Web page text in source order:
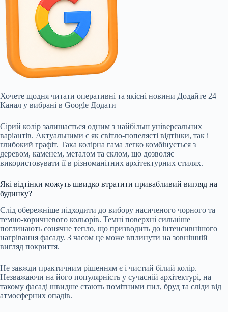
Хочете щодня читати оперативні та якісні новини Додайте 24
Канал у вибрані в Google Додати
Сірий колір залишається одним з найбільш універсальних
варіантів. Актуальними є як світло-попелясті відтінки, так і
глибокий графіт. Така колірна гама легко комбінується з
деревом, каменем, металом та склом, що дозволяє
використовувати її в різноманітних архітектурних стилях.
Які відтінки можуть швидко втратити привабливий вигляд на
будинку?
Слід обережніше підходити до вибору насиченого чорного та
темно-коричневого кольорів. Темні поверхні сильніше
поглинають сонячне тепло, що призводить до інтенсивнішого
нагрівання фасаду. З часом це може вплинути на зовнішній
вигляд покриття.
Не завжди практичним рішенням є і чистий білий колір.
Незважаючи на його популярність у сучасній архітектурі, на
такому фасаді швидше стають помітними пил, бруд та сліди від
атмосферних опадів.